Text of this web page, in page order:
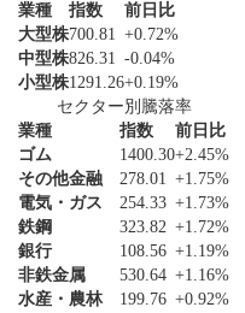
業種
指数
前日比
大型株700.81 +0.72%
中型株826.31 -0.04%
小型株1291.26+0.19%
セクター別騰落率
業種
指数
前日比
ゴム
1400.30+2.45%
その他金融
278.01 +1.75%
電気・ガス
254.33 +1.73%
鉄鋼
323.82 +1.72%
銀行
108.56 +1.19%
非鉄金属
530.64 +1.16%
水産・農林
199.76 +0.92%